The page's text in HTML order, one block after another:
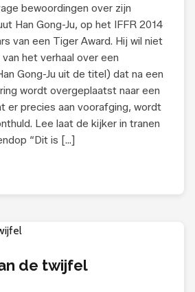
bewoordingen over zijn
Han Gong-Ju, op het IFFR 2014
van een Tiger Award. Hij wil niet
het verhaal over een
Gong-Ju uit de titel) dat na een
wordt overgeplaatst naar een
er precies aan voorafging, wordt
Lee laat de kijker in tranen
“Dit is […]
de twijfel